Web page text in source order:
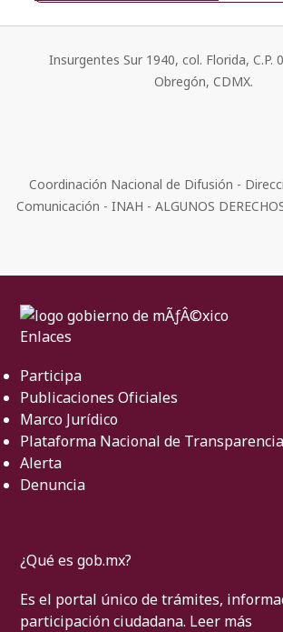
Insurgentes Sur 1940, col. Florida, C.P.
Obregón, CDMX.
Coordinación Nacional de Difusión -
Comunicación - INAH - ALGUNOS
Enlaces
Participa
Publicaciones Oficiales
Marco Jurídico
Plataforma Nacional de Transparencia
Alerta
Denuncia
¿Qué es gob.mx?
Es el portal único de trámites,
participación ciudadana. Leer más